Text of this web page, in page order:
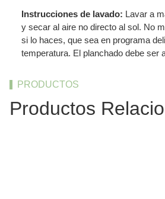
Instrucciones de lavado: Lavar a
y secar al aire no directo al sol. No
si lo haces, que sea en programa
temperatura. El planchado debe ser
PRODUCTOS
Productos